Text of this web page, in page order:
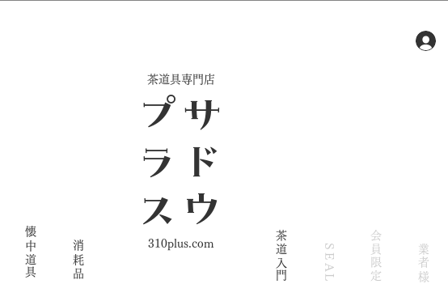
​茶道具専門店
懐中道具 消耗品
サ
ド
ウ
プ
ラ
ス
310plus.com 茶道入門 SEAL 会員限定 業者様